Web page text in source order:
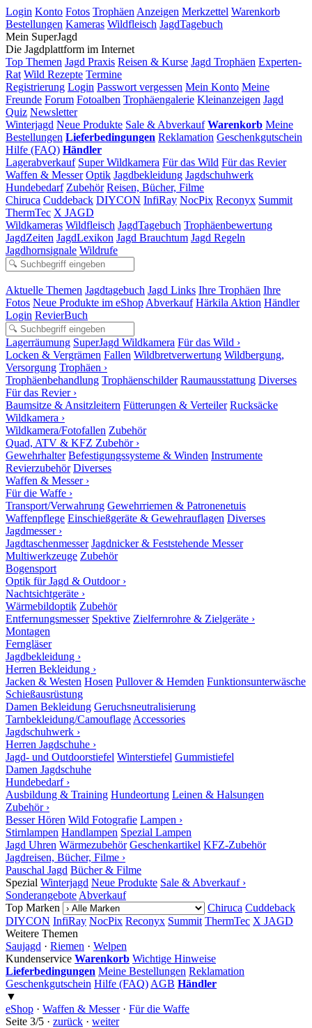
Login Konto Fotos Trophäen Anzeigen Merkzettel Warenkorb
Bestellungen Kameras Wildfleisch JagdTagebuch
Mein SuperJagd
Die Jagdplattform im Internet
Top Themen Jagd Praxis Reisen & Kurse Jagd Trophäen Experten-
Rat Wild Rezepte Termine
Registrierung Login Passwort vergessen Mein Konto Meine
Freunde Forum Fotoalben Trophäengalerie Kleinanzeigen Jagd
Quiz Newsletter
Winterjagd Neue Produkte Sale & Abverkauf Warenkorb Meine
Bestellungen Lieferbedingungen Reklamation Geschenkgutschein
Hilfe (FAQ) Händler
Lagerabverkauf Super Wildkamera Für das Wild Für das Revier
Waffen & Messer Optik Jagdbekleidung Jagdschuhwerk
Hundebedarf Zubehör Reisen, Bücher, Filme
Chiruca Cuddeback DIYCON InfiRay NocPix Reconyx Summit
ThermTec X JAGD
Wildkameras Wildfleisch JagdTagebuch Trophäenbewertung
JagdZeiten JagdLexikon Jagd Brauchtum Jagd Regeln
Jagdhornsignale Wildrufe
Aktuelle Themen Jagdtagebuch Jagd Links Ihre Trophäen Ihre
Fotos Neue Produkte im eShop Abverkauf Härkila Aktion Händler
Login RevierBuch
Lagerräumung SuperJagd Wildkamera Für das Wild ›
Locken & Vergrämen Fallen Wildbretverwertung Wildbergung,
Versorgung Trophäen ›
Trophäenbehandlung Trophäenschilder Raumausstattung Diverses
Für das Revier ›
Baumsitze & Ansitzleitern Fütterungen & Verteiler Rucksäcke
Wildkamera ›
Wildkamera/Fotofallen Zubehör
Quad, ATV & KFZ Zubehör ›
Gewehrhalter Befestigungssysteme & Winden Instrumente
Revierzubehör Diverses
Waffen & Messer ›
Für die Waffe ›
Transport/Verwahrung Gewehrriemen & Patronenetuis
Waffenpflege Einschießgeräte & Gewehrauflagen Diverses
Jagdmesser ›
Jagdtaschenmesser Jagdnicker & Feststehende Messer
Multiwerkzeuge Zubehör
Bogensport
Optik für Jagd & Outdoor ›
Nachtsichtgeräte ›
Wärmebildoptik Zubehör
Entfernungsmesser Spektive Zielfernrohre & Zielgeräte ›
Montagen
Ferngläser
Jagdbekleidung ›
Herren Bekleidung ›
Jacken & Westen Hosen Pullover & Hemden Funktionsunterwäsche
Schießausrüstung
Damen Bekleidung Geruchsneutralisierung
Tarnbekleidung/Camouflage Accessories
Jagdschuhwerk ›
Herren Jagdschuhe ›
Jagd- und Outdoorstiefel Winterstiefel Gummistiefel
Damen Jagdschuhe
Hundebedarf ›
Ausbildung & Training Hundeortung Leinen & Halsungen
Zubehör ›
Besser Hören Wild Fotografie Lampen ›
Stirnlampen Handlampen Spezial Lampen
Jagd Uhren Wärmezubehör Geschenkartikel KFZ-Zubehör
Jagdreisen, Bücher, Filme ›
Pauschal Jagd Bücher & Filme
Spezial Winterjagd Neue Produkte Sale & Abverkauf ›
Sonderangebote Abverkauf
Top Marken
Chiruca Cuddeback
DIYCON InfiRay NocPix Reconyx Summit ThermTec X JAGD
Weitere Themen
Saujagd · Riemen · Welpen
Kundenservice Warenkorb Wichtige Hinweise
Lieferbedingungen Meine Bestellungen Reklamation
Geschenkgutschein Hilfe (FAQ) AGB Händler
▼
eShop · Waffen & Messer· Für die Waffe
Seite 3/5 · zurück · weiter